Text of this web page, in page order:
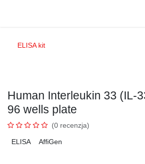
ELISA kit
Human Interleukin 33 (IL-
96 wells plate
(0 recenzja)
ELISA AffiGen